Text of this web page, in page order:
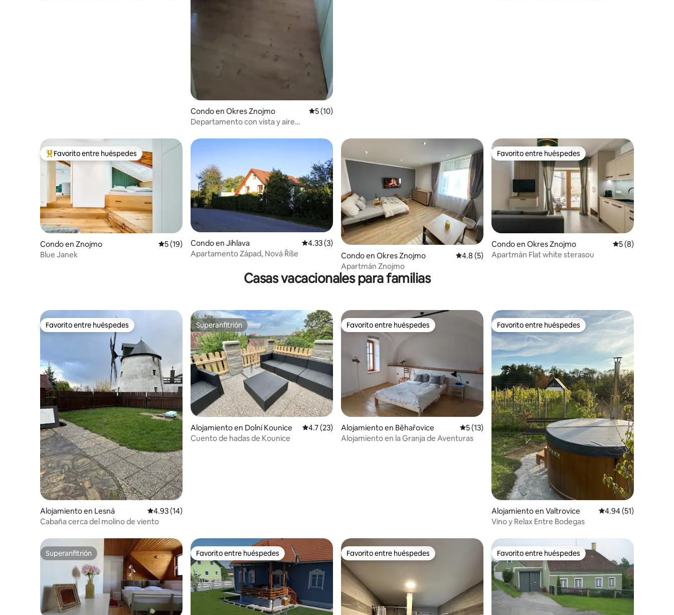
Condo en Okres Znojmo Calificación promedio: 5 de 5, 10 reseñas
5 (10)
Departamento con vista y aire
Favorito entre huéspedes preferido
Favorito entre huéspedes
Condo en Znojmo Calificación promedio: 5 de 5, 19 reseñas
5 (19)
Blue Janek
Condo en Jihlava Calificación promedio: 4.33 de 5, 3 reseñas
4.33 (3)
Apartamento Západ, Nová Říše
Condo en Okres Znojmo Calificación promedio: 4.8 de 5, 5 reseñas
4.8 (5)
Apartmán Znojmo
Favorito entre huéspedes
Favorito entre huéspedes
Condo en Okres Znojmo Calificación
5 (8)
Apartmán Flat white sterasou
Casas vacacionales para familias
Favorito entre huéspedes
Favorito entre huéspedes
Alojamiento en Lesná Calificación promedio: 4.93 de 5, 14 reseñas
4.93 (14)
Cabaña cerca del molino de viento
Superanfitrión
Superanfitrión
Alojamiento en Dolní Kounice Calificación promedio: 4.7 de 5, 23 reseñas
4.7 (23)
Cuento de hadas de Kounice
Favorito entre huéspedes
Favorito entre huéspedes
Alojamiento en Běhařovice Calificación promedio: 5 de 5, 13 reseñas
5 (13)
Alojamiento en la Granja de Aventuras
Favorito entre huéspedes
Favorito entre huéspedes
Alojamiento en Valtrovice Calificación
4.94 (51)
Vino y Relax Entre Bodegas
Superanfitrión
Superanfitrión Favorito entre huéspedes
Favorito entre huéspedes Favorito entre huéspedes
Favorito entre huéspedes Favorito entre huéspedes
Favorito entre huéspedes